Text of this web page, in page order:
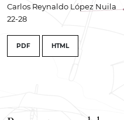
Carlos Reynaldo López Nuila
22-28
PDF HTML